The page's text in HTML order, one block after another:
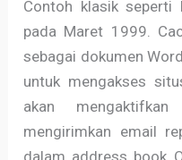
Contoh klasik seperti
pada Maret 1999.
sebagai dokumen
untuk mengakses
akan
mengirimkan email
dalam address book